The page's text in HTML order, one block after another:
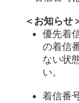
＜お知らせ
優先着
の着信
ない状
い。
着信番